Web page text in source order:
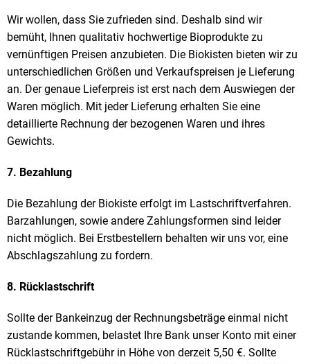
Wir wollen, dass Sie zufrieden sind. Deshalb sind wir
bemüht, Ihnen qualitativ hochwertige Bioprodukte zu
vernünftigen Preisen anzubieten. Die Biokisten bieten wir zu
unterschiedlichen Größen und Verkaufspreisen je Lieferung
an. Der genaue Lieferpreis ist erst nach dem Auswiegen der
Waren möglich. Mit jeder Lieferung erhalten Sie eine
detaillierte Rechnung der bezogenen Waren und ihres
Gewichts.
7. Bezahlung
Die Bezahlung der Biokiste erfolgt im Lastschriftverfahren.
Barzahlungen, sowie andere Zahlungsformen sind leider
nicht möglich. Bei Erstbestellern behalten wir uns vor, eine
Abschlagszahlung zu fordern.
8. Rücklastschrift
Sollte der Bankeinzug der Rechnungsbeträge einmal nicht
zustande kommen, belastet Ihre Bank unser Konto mit einer
Rücklastschriftgebühr in Höhe von derzeit 5,50 €. Sollte